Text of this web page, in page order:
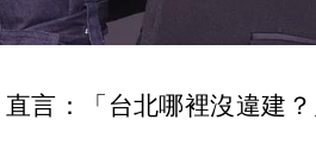
言：「台北哪裡沒違建